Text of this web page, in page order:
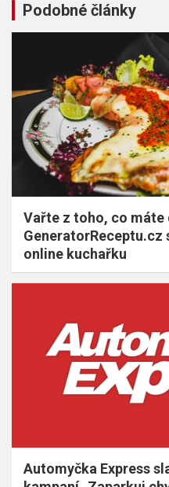
Podobné články
Vařte z toho, co máte
GeneratorReceptu.cz
online kuchařku
Automyčka Express